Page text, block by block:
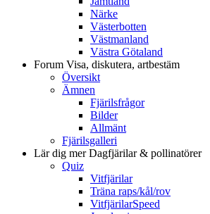
Närke
Västerbotten
Västmanland
Västra Götaland
Forum Visa, diskutera, artbestäm
Översikt
Ämnen
Fjärilsfrågor
Bilder
Allmänt
Fjärilsgalleri
Lär dig merDagfjärilar & pollinatörer
Quiz
Vitfjärilar
Träna raps/kål/rov
VitfjärilarSpeed